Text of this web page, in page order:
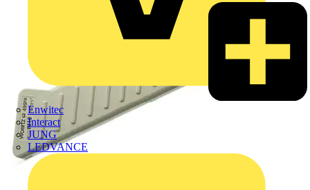
Enwitec
Interact
JUNG
LEDVANCE